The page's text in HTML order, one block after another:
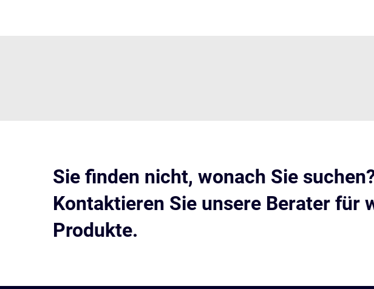
Sie finden nicht, wonach Sie
Kontaktieren Sie unsere Berater für
Produkte.